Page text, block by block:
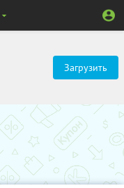
Загрузить